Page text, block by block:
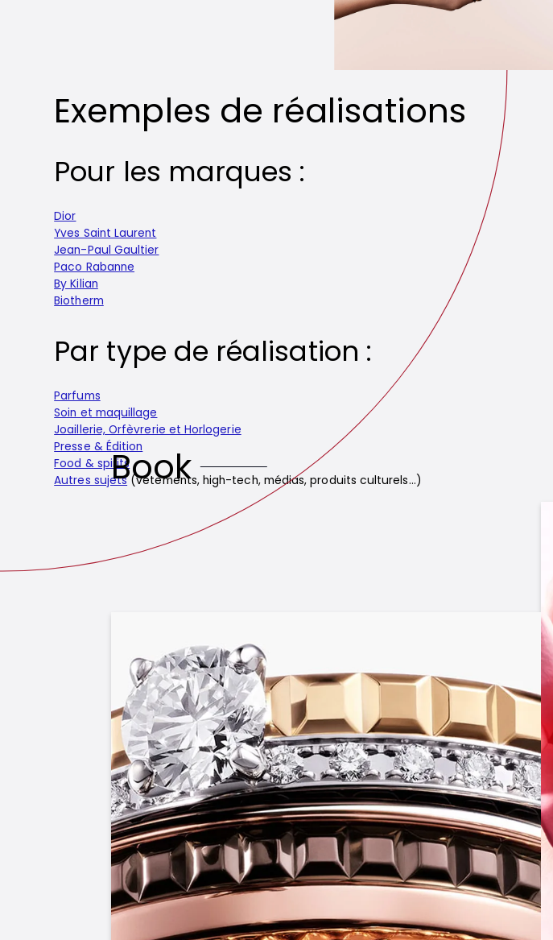
Exemples de réalisations
Pour les marques :
Dior
Yves Saint Laurent
Jean-Paul Gaultier
Paco Rabanne
By Kilian
Biotherm
Par type de réalisation :
Parfums
Soin et maquillage
Joaillerie, Orfèvrerie et Horlogerie
Presse & Édition
Food & spirits
Autres sujets(vêtements, high-tech, médias, produits culturels...)
Book